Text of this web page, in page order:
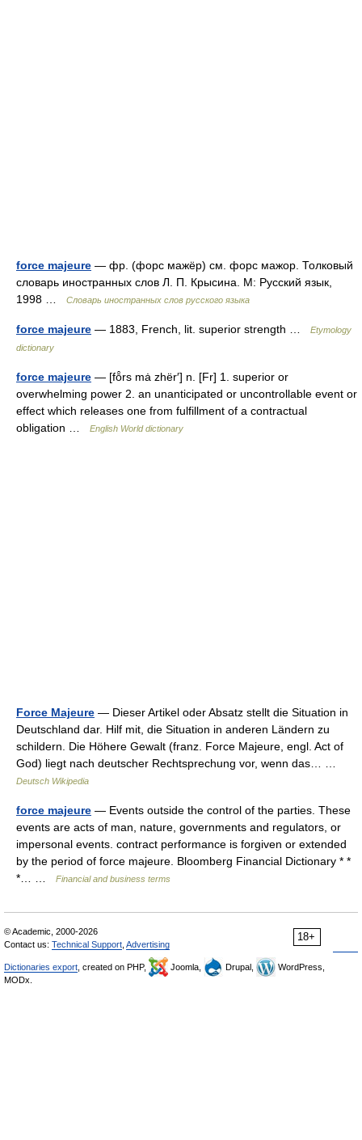
force majeure — фр. (форс мажёр) см. форс мажор. Толковый
словарь иностранных слов Л. П. Крысина. М: Русский язык,
1998 …
Словарь иностранных слов русского языка
force majeure — 1883, French, lit. superior strength …
Etymology
dictionary
force majeure — [fō̂rs mȧ zhër′] n. [Fr] 1. superior or
overwhelming power 2. an unanticipated or uncontrollable event or
effect which releases one from fulfillment of a contractual
obligation …
English World dictionary
Force Majeure — Dieser Artikel oder Absatz stellt die Situation in
Deutschland dar. Hilf mit, die Situation in anderen Ländern zu
schildern. Die Höhere Gewalt (franz. Force Majeure, engl. Act of
God) liegt nach deutscher Rechtsprechung vor, wenn das… …
Deutsch Wikipedia
force majeure — Events outside the control of the parties. These
events are acts of man, nature, governments and regulators, or
impersonal events. contract performance is forgiven or extended
by the period of force majeure. Bloomberg Financial Dictionary * *
*… …
Financial and business terms
18+
© Academic, 2000-2026
Contact us: Technical Support Advertising
Dictionaries export , created on PHP, Joomla, Drupal,
WordPress,
MODx.